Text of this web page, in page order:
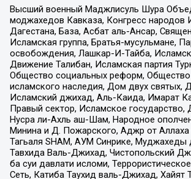
Высший военный Маджлисуль Шура
моджахедов Кавказа, Конгресс народов
Дагестана, База, Асбат аль-Ансар,
Исламская группа, Братья-мусульмане,
освобождения, Лашкар-И-Тайба,
Движение Талибан, Исламская партия
Общество социальных реформ,
исламского наследия, Дом двух
Исламский джихад, Аль-Каида, Имарат
Правый сектор, Исламское государство,
Нусра ли-Ахль аш-Шам, Народное
Минина и Д. Пожарского, Аджр от Аллаха
Тагьаля SHAM, АУМ Синрике, Муджахеды
Тавхида Валь-Джихад, Чистопольский
ба суи давлати исломи,
Сеть, Катиба Таухид валь-Джихад, Хайят